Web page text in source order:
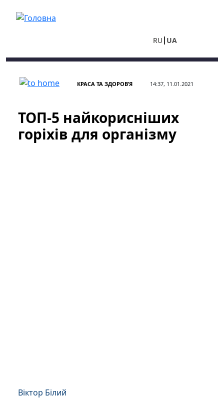
RU UA
КРАСА ТА ЗДОРОВ’Я 14:37, 11.01.2021
ТОП-5 найкорисніших
горіхів для організму
Віктор Білий